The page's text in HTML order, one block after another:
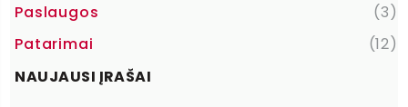
Paslaugos
(3)
Patarimai
(12)
NAUJAUSI ĮRAŠAI